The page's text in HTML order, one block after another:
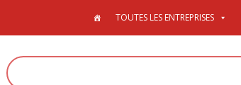
TOUTES LES ENTREPRISES